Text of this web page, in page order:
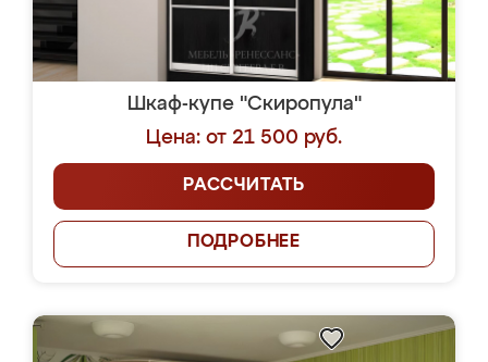
Шкаф-купе "Скиропула"
Цена: от 21 500 руб.
РАССЧИТАТЬ
ПОДРОБНЕЕ